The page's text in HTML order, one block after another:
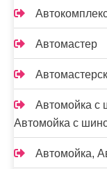
Автомастер
Автомойка с
Автомойка с
Автомойка,